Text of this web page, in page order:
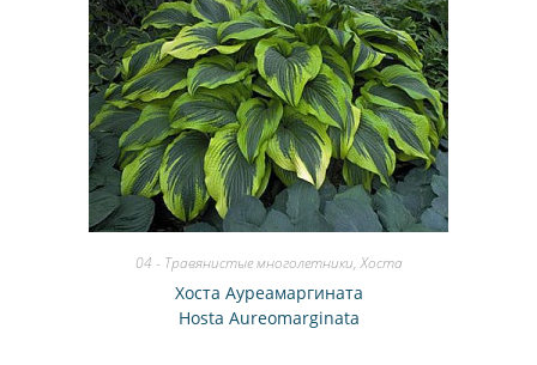
04 - Травянистые многолетники,Хоста
Хоста Ауреамаргината
Hosta Aureomarginata